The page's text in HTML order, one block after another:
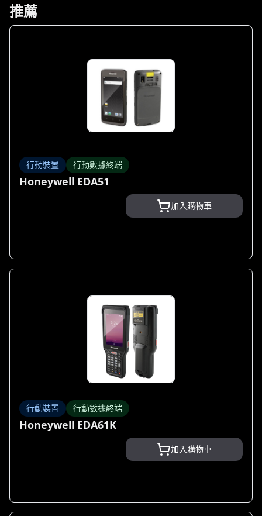
推薦
行動裝置 行動數據終端
Honeywell EDA51
加入購物車
行動裝置 行動數據終端
Honeywell EDA61K
加入購物車